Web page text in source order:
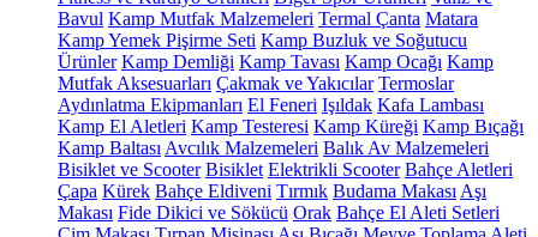
Bavul Kamp Mutfak Malzemeleri Termal Çanta Matara
Kamp Yemek Pişirme Seti Kamp Buzluk ve Soğutucu
Ürünler Kamp Demliği Kamp Tavası Kamp Ocağı Kamp
Mutfak Aksesuarları Çakmak ve Yakıcılar Termoslar
Aydınlatma Ekipmanları El Feneri Işıldak Kafa Lambası
Kamp El Aletleri Kamp Testeresi Kamp Küreği Kamp Bıçağı
Kamp Baltası Avcılık Malzemeleri Balık Av Malzemeleri
Bisiklet ve Scooter Bisiklet Elektrikli Scooter Bahçe Aletleri
Çapa Kürek Bahçe Eldiveni Tırmık Budama Makası Aşı
Makası Fide Dikici ve Sökücü Orak Bahçe El Aleti Setleri